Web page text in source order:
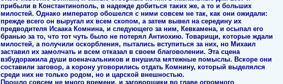
прибыли в Константинополь, в надежде добиться таких же, а то и больших
милостей. Однако император обошелся с ними совсем не так, как они ожидали:
прежде всего он выругал их всем скопом, а затем вывел на середину их
предводителя Исаака Комнина, и следующего за ним, Кевкамена, и осыпал его
бранью за то, что тот чуть было не потерял Антиохию. Товарищи, которые ждали
милостей, а получили оскорбления, пытались вступиться за них, но Михаил
заставил их замолчать и всем отказал в своем благоволении. Эта сцена
взбудоражила души военачальников и внушила мятежные помыслы. Вскоре они
составили заговор, а корону уговорились отдать Комнину, который выделялся
среди них не только родом, но и царской внешностью.
Прошло совсем не много времени, и заговорщики во главе огромного